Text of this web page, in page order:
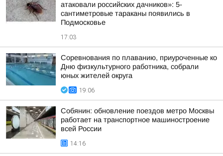
атаковали российских дачников»: 5-
сантиметровые тараканы появились в
Подмосковье
17:03
Соревнования по плаванию, приуроченные ко
Дню физкультурного работника, собрали
юных жителей округа
19:06
Собянин: обновление поездов метро Москвы
работает на транспортное машиностроение
всей России
14:16